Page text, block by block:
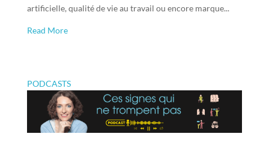
artificielle, qualité de vie au travail ou encore marque...
Read More
PODCASTS